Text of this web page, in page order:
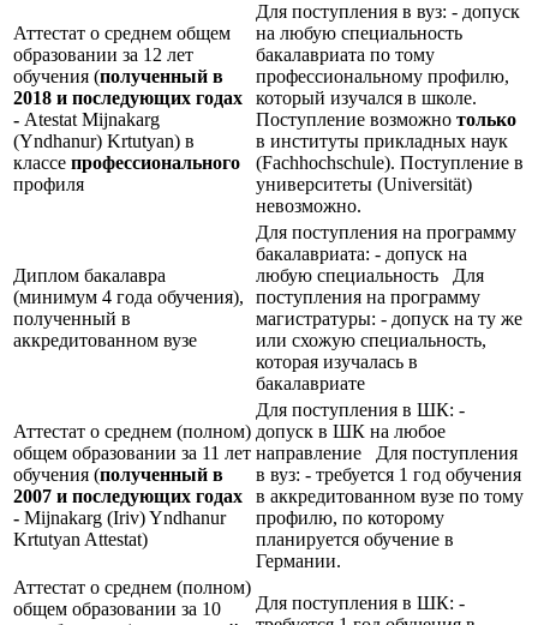
Аттестат о среднем общем
образовании за 12 лет
обучения (полученный в
2018 и последующих годах
- Atestat Mijnakarg
(Yndhanur) Krtutyan) в
классе профессионального
профиля
Для поступления в вуз: - допуск
на любую специальность
бакалавриата по тому
профессиональному профилю,
который изучался в школе.
Поступление возможно только
в институты прикладных наук
(Fachhochschule). Поступление в
университеты (Universität)
невозможно.
Диплом бакалавра
(минимум 4 года обучения),
полученный в
аккредитованном вузе
Для поступления на программу
бакалавриата: - допуск на
любую специальность Для
поступления на программу
магистратуры: - допуск на ту же
или схожую специальность,
которая изучалась в
бакалавриате
Аттестат о среднем (полном)
общем образовании за 11 лет
обучения (полученный в
2007 и последующих годах
- Mijnakarg (Iriv) Yndhanur
Krtutyan Attestat)
Для поступления в ШК: -
допуск в ШК на любое
направление Для поступления
в вуз: - требуется 1 год обучения
в аккредитованном вузе по тому
профилю, по которому
планируется обучение в
Германии.
Аттестат о среднем (полном)
общем образовании за 10
Для поступления в ШК: -